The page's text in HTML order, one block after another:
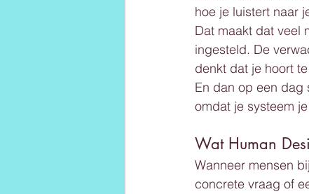
hoe je luistert naar
Dat maakt dat veel
ingesteld. De
denkt dat je hoort
En dan op een dag
omdat je systeem
Wat Human
Wanneer mensen
concrete vraag of